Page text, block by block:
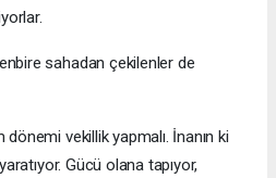
sahadan çekilenler de
vekillik yapmalı. İnanın ki
yaratıyor. Gücü olana tapıyor,